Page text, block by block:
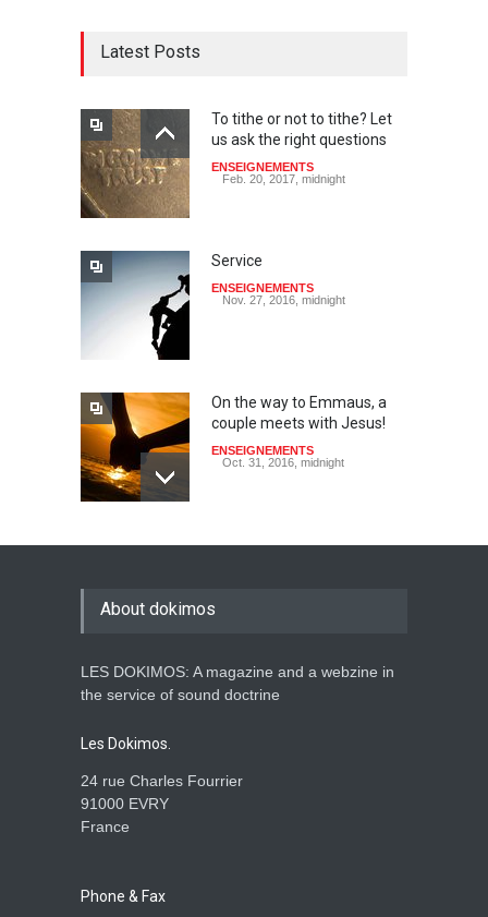
Latest Posts
To tithe or not to tithe? Let
us ask the right questions
ENSEIGNEMENTS
Feb. 20, 2017, midnight
Service
ENSEIGNEMENTS
Nov. 27, 2016, midnight
On the way to Emmaus, a
couple meets with Jesus!
ENSEIGNEMENTS
Oct. 31, 2016, midnight
May God speak!
Is the Lord really with me ?
About dokimos
LES DOKIMOS: A magazine and a webzine in
the service of sound doctrine
Les Dokimos.
24 rue Charles Fourrier
91000 EVRY
France
Phone & Fax